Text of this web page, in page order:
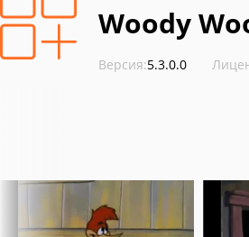
Woody
Версия:5.3.0.0